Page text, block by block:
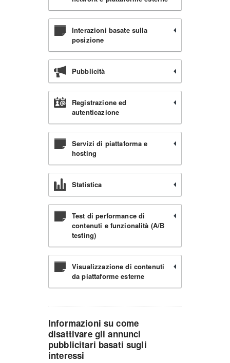
Interazioni basate sulla
posizione
Pubblicità
Registrazione ed
autenticazione
Servizi di piattaforma e
hosting
Statistica
Test di performance di
contenuti e funzionalità (A/B
testing)
Visualizzazione di contenuti
da piattaforme esterne
Informazioni su come
disattivare gli annunci
pubblicitari basati sugli
interessi